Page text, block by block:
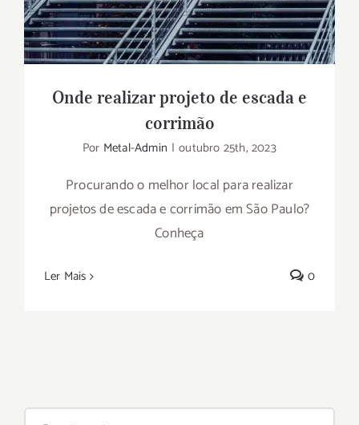
Onde realizar projeto de escada e
corrimão
Por Metal-Admin | outubro 25th, 2023
Procurando o melhor local para realizar
projetos de escada e corrimão em São Paulo?
Conheça
Ler Mais 0
Buscar